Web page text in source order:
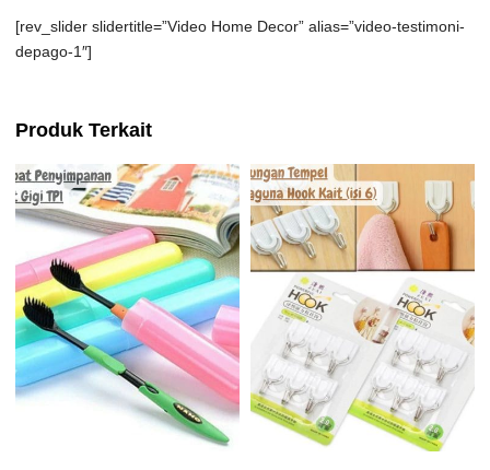
[rev_slider slidertitle=”Video Home Decor” alias=”video-testimoni-
depago-1″]
Produk Terkait